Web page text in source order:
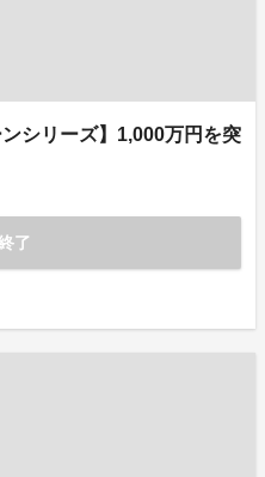
シリーズ】1,000万円を突
了